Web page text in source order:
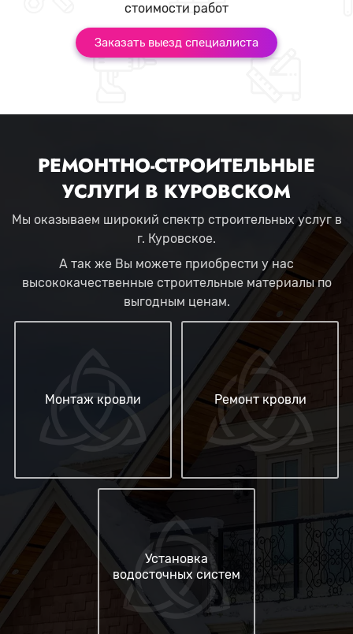
стоимости работ
Заказать выезд специалиста
РЕМОНТНО-СТРОИТЕЛЬНЫЕ
УСЛУГИ В КУРОВСКОМ
Мы оказываем широкий спектр строительных услуг в
г. Куровское.
А так же Вы можете приобрести у нас
высококачественные строительные материалы по
выгодным ценам.
Монтаж кровли Ремонт кровли
Установка
водосточных систем